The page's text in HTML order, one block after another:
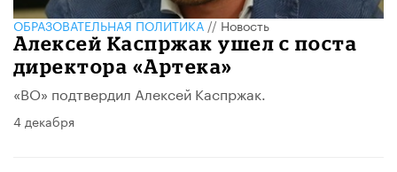
ОБРАЗОВАТЕЛЬНАЯ ПОЛИТИКА//Новость
Алексей Каспржак ушел с поста
директора «Артека»
«ВО» подтвердил Алексей Каспржак.
4 декабря